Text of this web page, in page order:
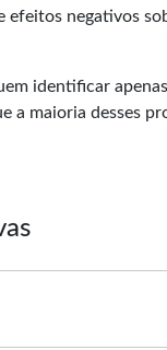
efeitos negativos
identificar apenas
a maioria desses